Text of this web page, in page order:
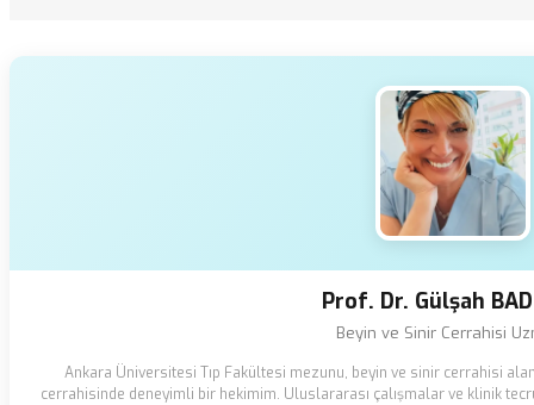
Prof. Dr. Gülşah
Beyin ve Sinir Cerrahisi
Ankara Üniversitesi Tıp Fakültesi mezunu, beyin ve sinir cerrahisi
cerrahisinde deneyimli bir hekimim. Uluslararası çalışmalar ve klinik